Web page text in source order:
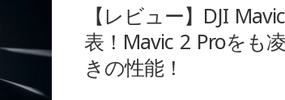
【レビュー】DJI
表！Mavic 2 Proをも
きの性能！